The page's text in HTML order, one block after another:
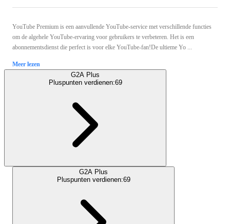
YouTube Premium is een aanvullende YouTube-service met verschillende functies
om de algehele YouTube-ervaring voor gebruikers te verbeteren. Het is een
abonnementsdienst die perfect is voor elke YouTube-fan!De ultieme Yo ...
Meer lezen
G2A Plus
Pluspunten verdienen:69
G2A Plus
Pluspunten verdienen:69